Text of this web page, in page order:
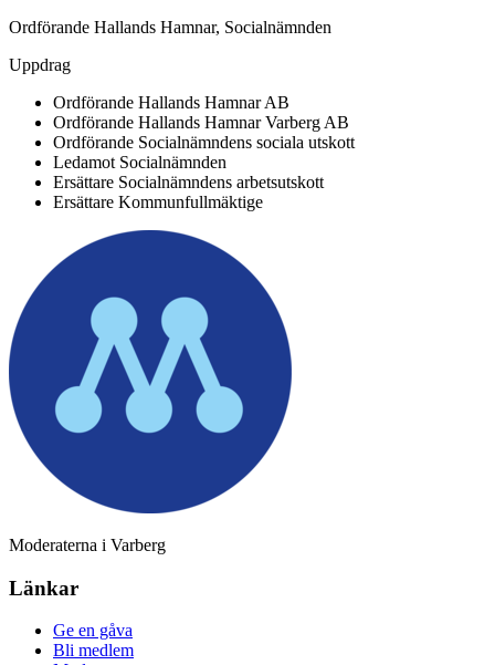
Ordförande Hallands Hamnar, Socialnämnden
Uppdrag
Ordförande Hallands Hamnar AB
Ordförande Hallands Hamnar Varberg AB
Ordförande Socialnämndens sociala utskott
Ledamot Socialnämnden
Ersättare Socialnämndens arbetsutskott
Ersättare Kommunfullmäktige
Moderaterna i Varberg
Länkar
Ge en gåva
Bli medlem